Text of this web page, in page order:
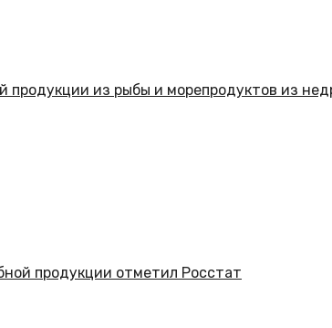
продукции из рыбы и морепродуктов из
продукции отметил Росстат